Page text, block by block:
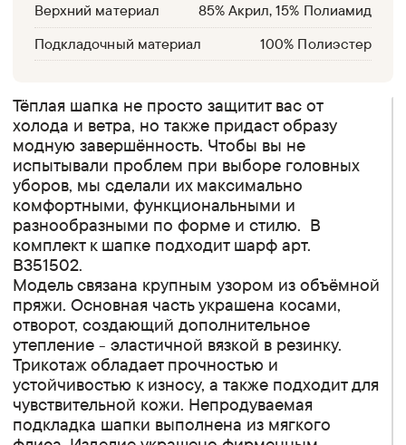
Тёплая шапка не просто защитит вас от
холода и ветра, но также придаст образу
модную завершённость. Чтобы вы не
испытывали проблем при выборе головных
уборов, мы сделали их максимально
комфортными, функциональными и
разнообразными по форме и стилю. В
комплект к шапке подходит шарф арт.
B351502.
Модель связана крупным узором из объёмной
пряжи. Основная часть украшена косами,
отворот, создающий дополнительное
утепление - эластичной вязкой в резинку.
Трикотаж обладает прочностью и
устойчивостью к износу, а также подходит для
чувствительной кожи. Непродуваемая
подкладка шапки выполнена из мягкого
Верхний материал
85% Акрил, 15% Полиамид
Подкладочный материал
100% Полиэстер